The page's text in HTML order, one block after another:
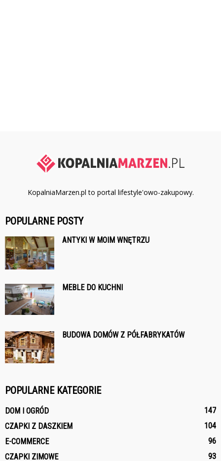
KopalniaMarzen.pl to portal lifestyle'owo-zakupowy.
POPULARNE POSTY
ANTYKI W MOIM WNĘTRZU
MEBLE DO KUCHNI
BUDOWA DOMÓW Z PÓŁFABRYKATÓW
POPULARNE KATEGORIE
DOM I OGRÓD
147
CZAPKI Z DASZKIEM
104
E-COMMERCE
96
CZAPKI ZIMOWE
93